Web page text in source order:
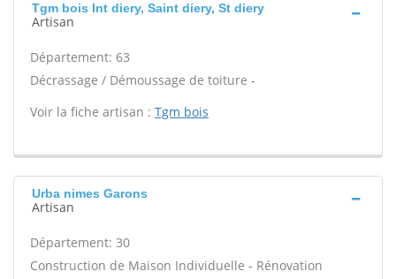
Tgm bois Int diery, Saint diery, St diery
Artisan
Département: 63
Décrassage / Démoussage de toiture -
Voir la fiche artisan : Tgm bois
Urba nimes Garons
Artisan
Département: 30
Construction de Maison Individuelle - Rénovation